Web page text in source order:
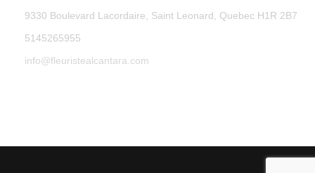
9330 Boulevard Lacordaire, Saint Leonard, Quebec H1R 2B7
5145265955
info@fleuristealcantara.com